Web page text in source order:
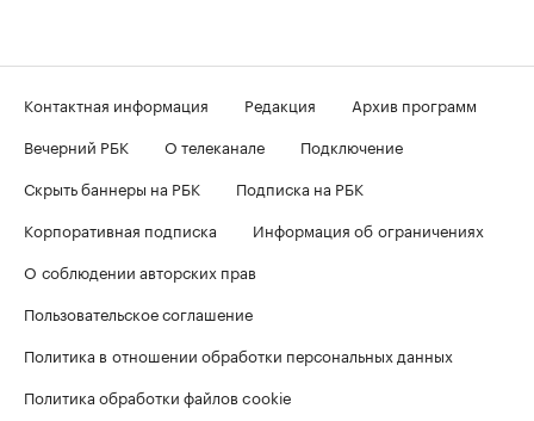
Контактная информация Редакция
Архив программ
Вечерний РБК
О телеканале
Подключение
Скрыть баннеры на РБК
Подписка на РБК
Корпоративная подписка
Информация об ограничениях
О соблюдении авторских прав
Пользовательское соглашение
Политика в отношении обработки персональных данных
Политика обработки файлов cookie